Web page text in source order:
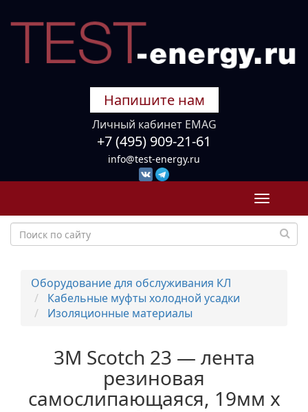
Напишите нам
Личный кабинет EMAG
+7 (495) 909-21-61
info@test-energy.ru
Toggle
Оборудование для обслуживания КЛ
Кабельные муфты холодной усадки
Изоляционные материалы
3M Scotch 23 — лента
резиновая
самослипающаяся, 19мм х